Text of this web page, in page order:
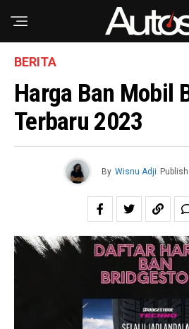
BERITA
Harga Ban Mobil
Terbaru 2023
By Wisnu Adji